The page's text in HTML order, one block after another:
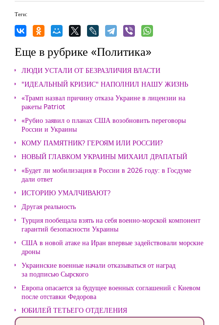
Теги:
Еще в рубрике «Политика»
ЛЮДИ УСТАЛИ ОТ БЕЗРАЗЛИЧИЯ ВЛАСТИ
"ИДЕАЛЬНЫЙ КРИЗИС" НАПОЛНИЛ НАШУ ЖИЗНЬ
«Трамп назвал причину отказа Украине в лицензии на
ракеты Patriot
«Рубио заявил о планах США возобновить переговоры
России и Украины
КОМУ ПАМЯТНИК? ГЕРОЯМ ИЛИ РОССИИ?
НОВЫЙ ГЛАВКОМ УКРАИНЫ МИХАИЛ ДРАПАТЫЙ
«Будет ли мобилизация в России в 2026 году: в Госдуме
дали ответ
ИСТОРИЮ УМАЛЧИВАЮТ?
Другая реальность
Турция пообещала взять на себя военно-морской компонент
гарантий безопасности Украины
США в новой атаке на Иран впервые задействовали морские
дроны
Украинские военные начали отказываться от наград
за подписью Сырского
Европа опасается за будущее военных соглашений с Киевом
после отставки Федорова
ЮБИЛЕЙ ТЕТЬЕГО ОТДЕЛЕНИЯ